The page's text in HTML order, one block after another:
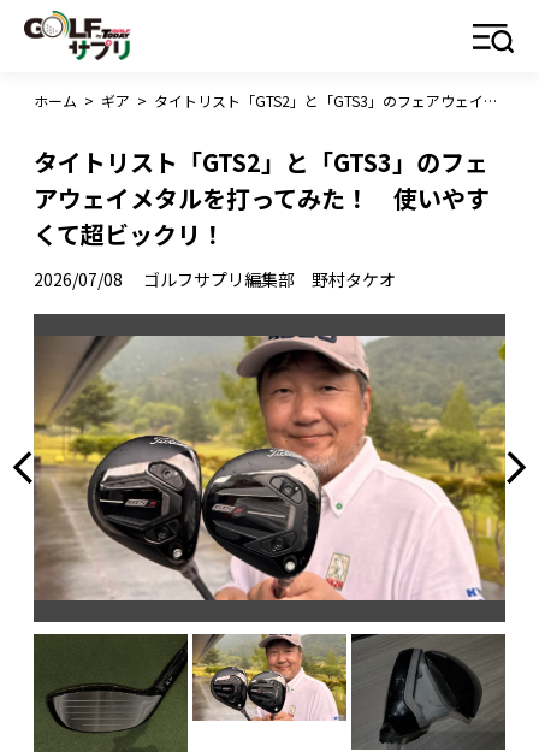
ホーム > ギア > タイトリスト「GTS2」と「GTS3」のフェアウェイメタルを打ってみた！ 使いやすくて超ビックリ！
タイトリスト「GTS2」と「GTS3」のフェ
アウェイメタルを打ってみた！ 使いやす
くて超ビックリ！
2026/07/08 ゴルフサプリ編集部 野村タケオ